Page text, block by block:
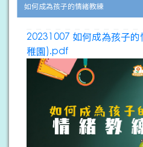
如何成為孩子的情緒教練
20231007 如何成為孩子
稚園).pdf